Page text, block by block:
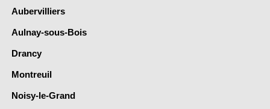
Aubervilliers
Aulnay-sous-Bois
Drancy
Montreuil
Noisy-le-Grand